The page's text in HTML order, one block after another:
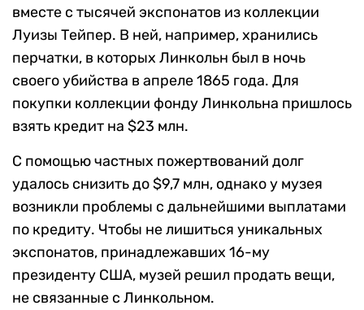
вместе с тысячей экспонатов из коллекции
Луизы Тейпер. В ней, например, хранились
перчатки, в которых Линкольн был в ночь
своего убийства в апреле 1865 года. Для
покупки коллекции фонду Линкольна пришлось
взять кредит на $23 млн.
С помощью частных пожертвований долг
удалось снизить до $9,7 млн, однако у музея
возникли проблемы с дальнейшими выплатами
по кредиту. Чтобы не лишиться уникальных
экспонатов, принадлежавших 16-му
президенту США, музей решил продать вещи,
не связанные с Линкольном.